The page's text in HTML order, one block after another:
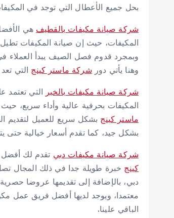
بحل جميع الأعطال التي توجد في
شركة صيانة مكيفات بالقطيف هي
المكيفات، حيث إن صيانة المكيفات
وبمجرد قدوم فصل الصيف يبدأ
وهنا يأتي دور شركة ماستر كينج التي
شركة صيانة مكيفات بالخبر التي
المكيفات بحرفية عالية وأداء سريع،
ماستر كينج بشكل سريع للعميل
بشكل جيد، كما تقدم أسعار خيالية حتى
شركة صيانة مكيفات دبي تقدم لك أفضل
كينج
دبي، بالإضافة إلى تقديمها عروضا
معتمدا، ويوجد لديها أفضل فريق عمل
الباقي علينا.